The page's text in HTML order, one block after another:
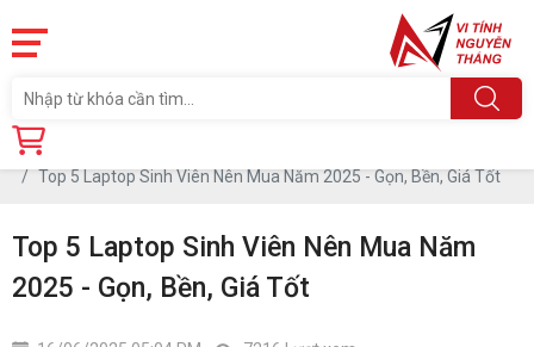
Trang chủ
Top 5 Laptop Sinh Viên Nên Mua Năm 2025 - Gọn, Bền, Giá Tốt
Top 5 Laptop Sinh Viên Nên Mua Năm
2025 - Gọn, Bền, Giá Tốt